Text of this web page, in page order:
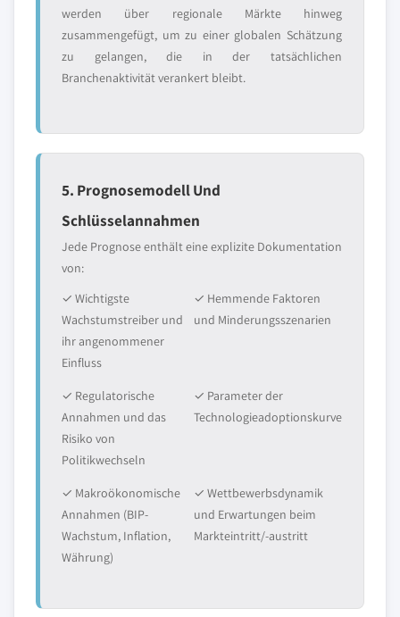
werden über regionale Märkte hinweg
zusammengefügt, um zu einer globalen Schätzung
zu gelangen, die in der tatsächlichen
Branchenaktivität verankert bleibt.
5. Prognosemodell Und
Schlüsselannahmen
Jede Prognose enthält eine explizite Dokumentation
von:
✓ Wichtigste
Wachstumstreiber und
ihr angenommener
Einfluss
✓ Hemmende Faktoren
und Minderungsszenarien
✓ Regulatorische
Annahmen und das
Risiko von
Politikwechseln
✓ Parameter der
Technologieadoptionskurve
✓ Makroökonomische
Annahmen (BIP-
Wachstum, Inflation,
Währung)
✓ Wettbewerbsdynamik
und Erwartungen beim
Markteintritt/-austritt